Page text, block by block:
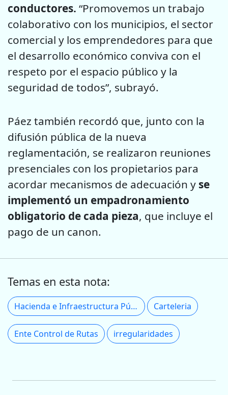
conductores. “Promovemos un trabajo
colaborativo con los municipios, el sector
comercial y los emprendedores para que
el desarrollo económico conviva con el
respeto por el espacio público y la
seguridad de todos”, subrayó.
Páez también recordó que, junto con la
difusión pública de la nueva
reglamentación, se realizaron reuniones
presenciales con los propietarios para
acordar mecanismos de adecuación y se
implementó un empadronamiento
obligatorio de cada pieza, que incluye el
pago de un canon.
Temas en esta nota:
Hacienda e Infraestructura Pública Carteleria
Ente Control de Rutas irregularidades